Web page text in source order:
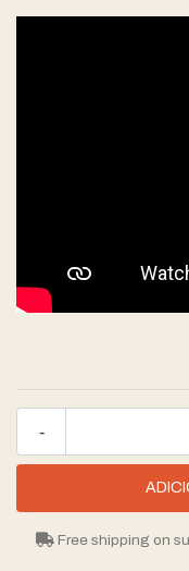
-
Free shipping on